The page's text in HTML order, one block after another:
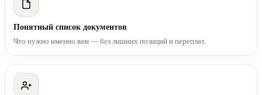
Понятный список документов
Что нужно именно вам — без лишних позиций и переплат.